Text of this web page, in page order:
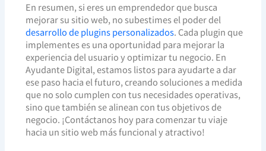
En resumen, si eres un emprendedor que busca
mejorar su sitio web, no subestimes el poder del
desarrollo de plugins personalizados. Cada plugin que
implementes es una oportunidad para mejorar la
experiencia del usuario y optimizar tu negocio. En
Ayudante Digital, estamos listos para ayudarte a dar
ese paso hacia el futuro, creando soluciones a medida
que no solo cumplen con tus necesidades operativas,
sino que también se alinean con tus objetivos de
negocio. ¡Contáctanos hoy para comenzar tu viaje
hacia un sitio web más funcional y atractivo!